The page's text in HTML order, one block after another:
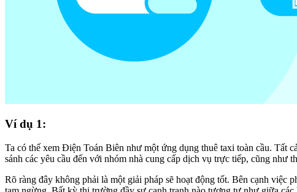
Ví dụ 1:
Ta có thế xem Điện Toán Biên như một ứng dụng thuê taxi toàn cầu. Tất
sánh các yêu cầu đến với nhóm nhà cung cấp dịch vụ trực tiếp, cũng như
Rõ ràng đây không phải là một giải pháp sẽ hoạt động tốt. Bên cạnh việc